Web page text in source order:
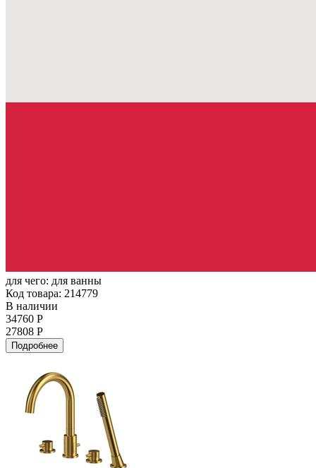
для чего: для ванны
Код товара: 214779
В наличии
34760 Р
27808 Р
Подробнее